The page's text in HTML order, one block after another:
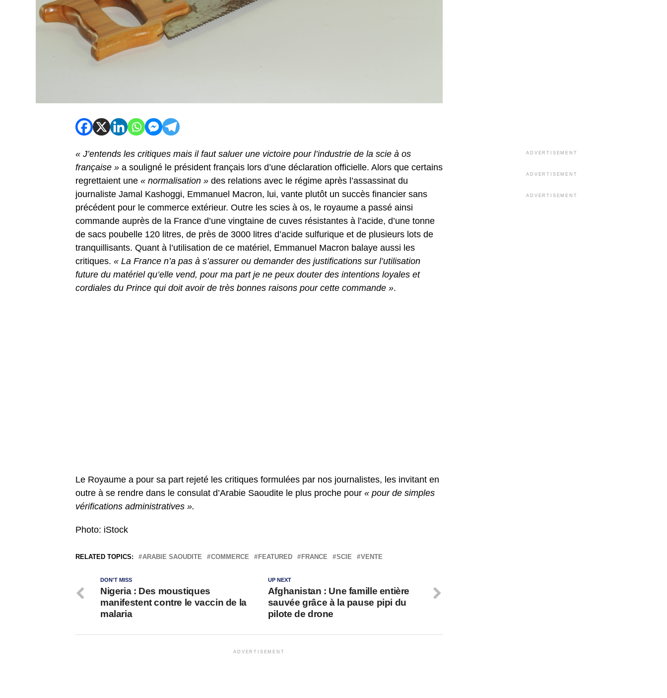
« J’entends les critiques mais il faut saluer une victoire pour l’industrie de la scie à os
française » a souligné le président français lors d’une déclaration officielle. Alors que certains
regrettaient une « normalisation » des relations avec le régime après l’assassinat du
journaliste Jamal Kashoggi, Emmanuel Macron, lui, vante plutôt un succès financier sans
précédent pour le commerce extérieur. Outre les scies à os, le royaume a passé ainsi
commande auprès de la France d’une vingtaine de cuves résistantes à l’acide, d’une tonne
de sacs poubelle 120 litres, de près de 3000 litres d’acide sulfurique et de plusieurs lots de
tranquillisants. Quant à l’utilisation de ce matériel, Emmanuel Macron balaye aussi les
critiques. « La France n’a pas à s’assurer ou demander des justifications sur l’utilisation
future du matériel qu’elle vend, pour ma part je ne peux douter des intentions loyales et
cordiales du Prince qui doit avoir de très bonnes raisons pour cette commande ».
Le Royaume a pour sa part rejeté les critiques formulées par nos journalistes, les invitant en
outre à se rendre dans le consulat d’Arabie Saoudite le plus proche pour « pour de simples
vérifications administratives ».
Photo: iStock
RELATED TOPICS: ARABIE SAOUDITE COMMERCE FEATURED FRANCE SCIE VENTE
UP NEXT
Afghanistan : Une famille entière
sauvée grâce à la pause pipi du
pilote de drone
DON'T MISS
Nigeria : Des moustiques
manifestent contre le vaccin de la
malaria
ADVERTISEMENT
ADVERTISEMENT
ADVERTISEMENT
ADVERTISEMENT